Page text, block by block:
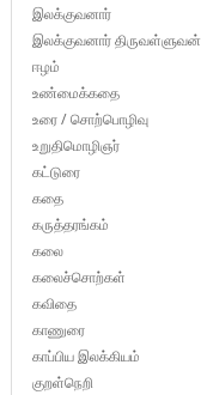
இலக்குவனார்
இலக்குவனார் திருவள்ளுவன்
ஈழம்
உண்மைக்கதை
உரை / சொற்பொழிவு
உறுதிமொழிஞர்
கட்டுரை
கதை
கருத்தரங்கம்
கலை
கலைச்சொற்கள்
கவிதை
காணுரை
காப்பிய இலக்கியம்
குறள்நெறி